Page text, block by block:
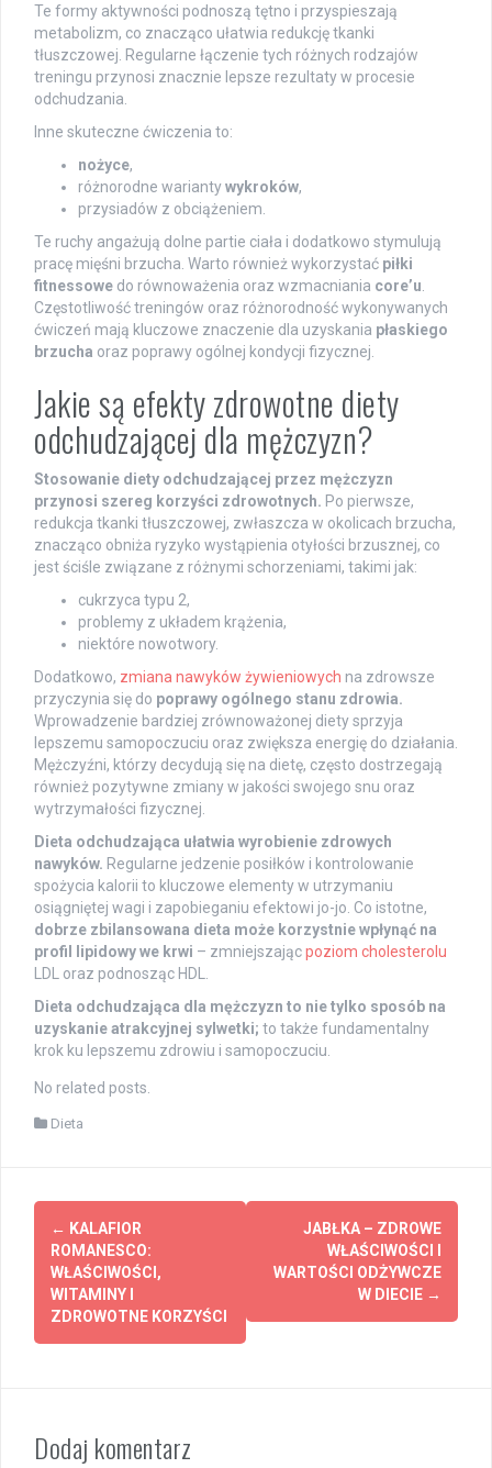
Te formy aktywności podnoszą tętno i przyspieszają
metabolizm, co znacząco ułatwia redukcję tkanki
tłuszczowej. Regularne łączenie tych różnych rodzajów
treningu przynosi znacznie lepsze rezultaty w procesie
odchudzania.
Inne skuteczne ćwiczenia to:
nożyce,
różnorodne wariantywykroków,
przysiadów z obciążeniem.
Te ruchy angażują dolne partie ciała i dodatkowo stymulują
pracę mięśni brzucha. Warto również wykorzystać piłki
fitnessowe do równoważenia oraz wzmacniania core’u
Częstotliwość treningów oraz różnorodność wykonywanych
ćwiczeń mają kluczowe znaczenie dla uzyskania płaskiego
brzucha oraz poprawy ogólnej kondycji fizycznej.
Jakie są efekty zdrowotne diety
odchudzającej dla mężczyzn?
Stosowanie diety odchudzającej przez mężczyzn
przynosi szereg korzyści zdrowotnych. Po pierwsze,
redukcja tkanki tłuszczowej, zwłaszcza w okolicach brzucha,
znacząco obniża ryzyko wystąpienia otyłości brzusznej, co
jest ściśle związane z różnymi schorzeniami, takimi jak:
cukrzyca typu 2,
problemy z układem krążenia,
niektóre nowotwory.
Dodatkowo, zmiana nawyków żywieniowych na zdrowsze
przyczynia się do poprawy ogólnego stanu zdrowia.
Wprowadzenie bardziej zrównoważonej diety sprzyja
lepszemu samopoczuciu oraz zwiększa energię do działania.
Mężczyźni, którzy decydują się na dietę, często dostrzegają
również pozytywne zmiany w jakości swojego snu oraz
wytrzymałości fizycznej.
Dieta odchudzająca ułatwia wyrobienie zdrowych
nawyków. Regularne jedzenie posiłków i kontrolowanie
spożycia kalorii to kluczowe elementy w utrzymaniu
osiągniętej wagi i zapobieganiu efektowi jo-jo. Co istotne,
dobrze zbilansowana dieta może korzystnie wpłynąć na
profil lipidowy we krwi – zmniejszającpoziom cholesterolu
LDL oraz podnosząc HDL.
Dieta odchudzająca dla mężczyzn to nie tylko sposób na
uzyskanie atrakcyjnej sylwetki; to także fundamentalny
krok ku lepszemu zdrowiu i samopoczuciu.
No related posts.
Dieta
Post
navigation
← KALAFIOR
ROMANESCO:
WŁAŚCIWOŚCI,
WITAMINY I
ZDROWOTNE KORZYŚCI
JABŁKA – ZDROWE
WŁAŚCIWOŚCI I
WARTOŚCI ODŻYWCZE
W DIECIE →
Dodaj komentarz